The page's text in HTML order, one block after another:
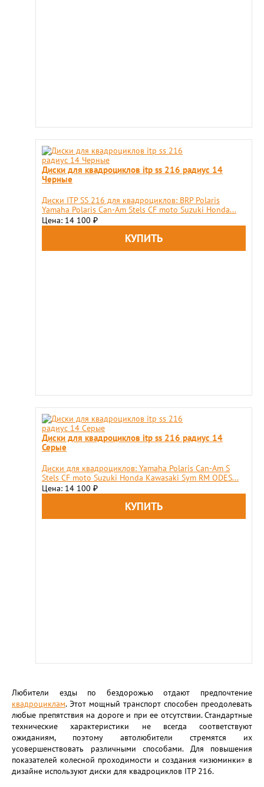
Диски для квадроциклов itp ss 216 радиус 14
Черные
Диски ITP SS 216 для квадроциклов: BRP Polaris
Yamaha Polaris Can-Am Stels CF moto Suzuki Honda...
Цена: 14 100 ₽
Диски для квадроциклов itp ss 216 радиус 14
Серые
Диски для квадроциклов: Yamaha Polaris Can-Am S
Stels CF moto Suzuki Honda Kawasaki Sym RM ODES...
Цена: 14 100 ₽
Любители езды по бездорожью отдают предпочтение
квадроциклам. Этот мощный транспорт способен преодолевать
любые препятствия на дороге и при ее отсутствии. Стандартные
технические характеристики не всегда соответствуют
ожиданиям, поэтому автолюбители стремятся их
усовершенствовать различными способами. Для повышения
показателей колесной проходимости и создания «изюминки» в
дизайне используют диски для квадроциклов ITP 216.